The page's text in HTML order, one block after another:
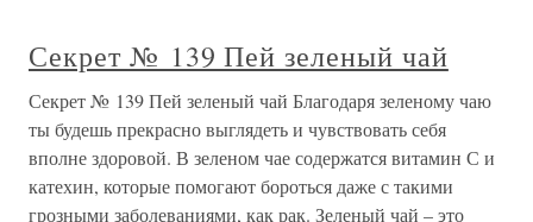
Секрет № 139 Пей зеленый чай
Секрет № 139 Пей зеленый чай Благодаря зеленому чаю
ты будешь прекрасно выглядеть и чувствовать себя
вполне здоровой. В зеленом чае содержатся витамин С и
катехин, которые помогают бороться даже с такими
грозными заболеваниями, как рак. Зеленый чай – это